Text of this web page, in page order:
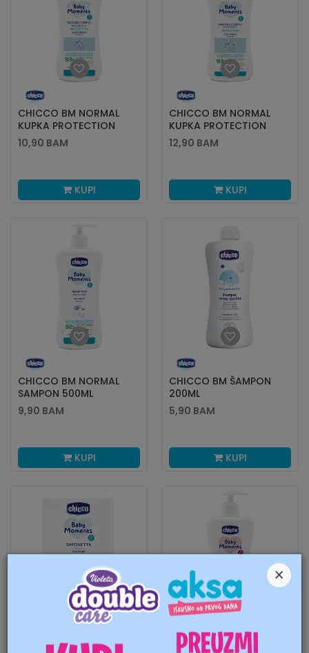
CHICCO BM NORMAL
KUPKA PROTECTION
500ML
10,90 BAM
KUPI
CHICCO BM NORMAL
KUPKA PROTECTION
750ML
12,90 BAM
KUPI
CHICCO BM NORMAL
SAMPON 500ML
9,90 BAM
KUPI
CHICCO BM ŠAMPON
200ML
5,90 BAM
KUPI
CHICCO BM SAPUN
CHICCO BM SENSITIVE
×